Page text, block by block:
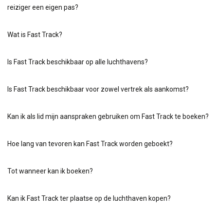
reiziger een eigen pas?
Wat is Fast Track?
Is Fast Track beschikbaar op alle luchthavens?
Is Fast Track beschikbaar voor zowel vertrek als aankomst?
Kan ik als lid mijn aanspraken gebruiken om Fast Track te boeken?
Hoe lang van tevoren kan Fast Track worden geboekt?
Tot wanneer kan ik boeken?
Kan ik Fast Track ter plaatse op de luchthaven kopen?